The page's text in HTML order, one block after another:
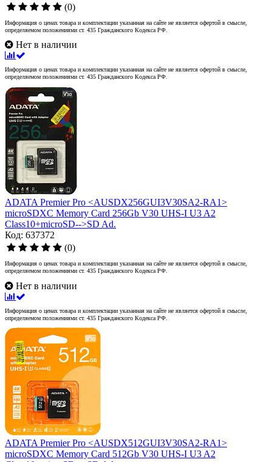
(0)
Информация о ценах товара и комплектации указанная на сайте не является офертой в смысле,
определяемом положениями ст. 435 Гражданского Кодекса РФ.
Нет в наличии
Информация о ценах товара и комплектации указанная на сайте не является офертой в смысле,
определяемом положениями ст. 435 Гражданского Кодекса РФ.
ADATA Premier Pro <AUSDX256GUI3V30SA2-RA1>
microSDXC Memory Card 256Gb V30 UHS-I U3 A2
Class10+microSD-->SD Ad.
Код: 637372
(0)
Информация о ценах товара и комплектации указанная на сайте не является офертой в смысле,
определяемом положениями ст. 435 Гражданского Кодекса РФ.
Нет в наличии
Информация о ценах товара и комплектации указанная на сайте не является офертой в смысле,
определяемом положениями ст. 435 Гражданского Кодекса РФ.
ADATA Premier Pro <AUSDX512GUI3V30SA2-RA1>
microSDXC Memory Card 512Gb V30 UHS-I U3 A2